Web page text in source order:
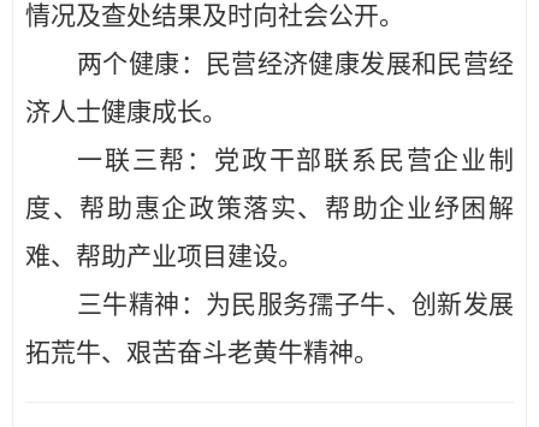
情况及查处结果及时向社会公开。
两个健康：
民营经济健康发展和民营经
济人士健康成长。
一联三帮： 党政干部联系民营企业制
度、帮助惠企政策落实、帮助企业纾困解
难、帮助产业项目建设。
三牛精神： 为民服务孺子牛、创新发展
拓荒牛、艰苦奋斗老黄牛精神。